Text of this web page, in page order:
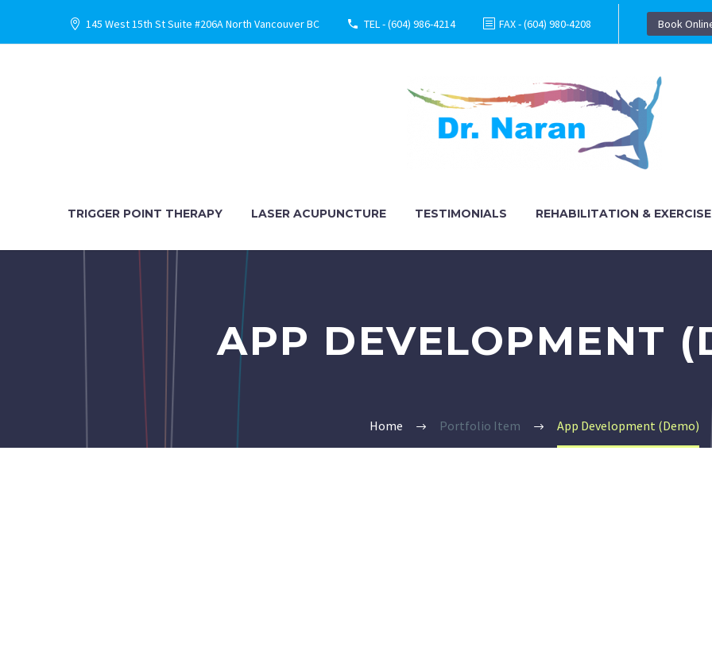
145 West 15th St Suite #206A North Vancouver BC TEL - (604) 986-4214 FAX - (604) 980-4208 Book
TRIGGER POINT THERAPY LASER ACUPUNCTURE TESTIMONIALS REHABILITATION & EXERCISE
APP DEVELOPMENT
Home Portfolio Item App Development (Demo)